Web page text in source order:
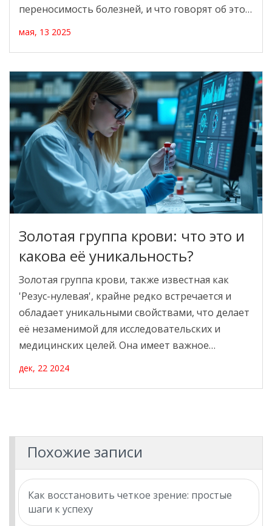
переносимость болезней, и что говорят об этом
группами крови. Материал поможет легко
разобраться в этой непростой теме и
внимательно относиться к любым анализам.
мая, 13 2025
Золотая группа крови: что это и
какова её уникальность?
Золотая группа крови, также известная как
'Резус-нулевая', крайне редко встречается и
обладает уникальными свойствами, что делает
её незаменимой для исследовательских и
медицинских целей. Она имеет важное
системе групп крови.
дек, 22 2024
Похожие записи
Как восстановить четкое зрение: простые
шаги к успеху